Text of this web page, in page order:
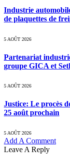
Industrie
de plaquettes de
5 AOÛT 2026
Partenariat
groupe GICA et
5 AOÛT 2026
Justice: Le procès
25 août prochain
5 AOÛT 2026
Add A Comment
Leave A Reply